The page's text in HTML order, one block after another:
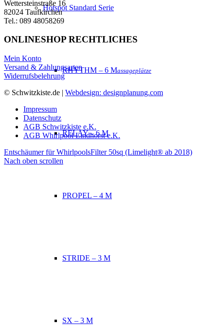
Hotspot Standard Serie
RHYTHM – 6 Massageplätze
RELAY – 6 M
PROPEL – 4 M
STRIDE – 3 M
SX – 3 M
Wettersteinstraße 16
82024 Taufkirchen
Tel.: 089 48058269
ONLINESHOP RECHTLICHES
Mein Konto
Versand & Zahlungsarten
Widerrufsbelehrung
© Schwitzkiste.de | Webdesign: designplanung.com
Impressum
Datenschutz
AGB Schwitzkiste e.K.
AGB Whirlpool Lindhorst e.K.
Entschäumer für WhirlpoolsFilter 50sq (Limelight® ab 2018)
Nach oben scrollen